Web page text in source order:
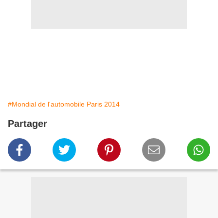
#Mondial de l'automobile Paris 2014
Partager